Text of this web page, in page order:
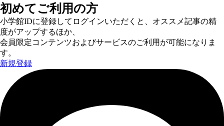
初めてご利用の方
小学館IDに登録してログインいただくと、オススメ記事の精
度がアップするほか、
会員限定コンテンツおよびサービスのご利用が可能になりま
す。
新規登録